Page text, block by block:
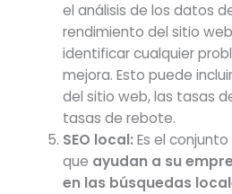
el análisis de los datos
rendimiento del sitio
identificar cualquier
mejora. Esto puede
del sitio web, las tasas
tasas de rebote.
SEO local: Es el
que ayudan a su
en las búsquedas